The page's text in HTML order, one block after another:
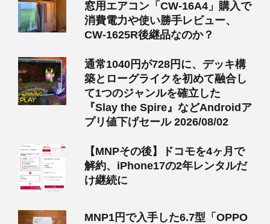
窓用エアコン「CW-16A4」購入で
消費電力や使い勝手レビュー、
CW-1625R後継品なのか？
通常1040円が728円に、デッキ構
築とローグライクを初めて融合し
て1つのジャンルを確立した
『Slay the Spire』などAndroidア
プリ値下げセール 2026/08/02
【MNPその後】ドコモを4ヶ月で
解約、iPhone17の2年レンタルだ
け継続に
MNP1円で入手した6.7型「OPPO